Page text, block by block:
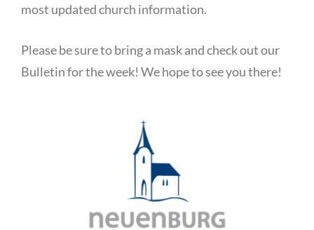
most updated church information.
Please be sure to bring a mask and check out our
Bulletin for the week! We hope to see you there!